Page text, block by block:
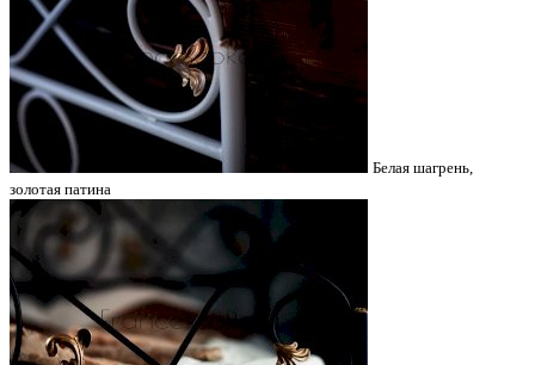
Белая шагрень,
золотая патина